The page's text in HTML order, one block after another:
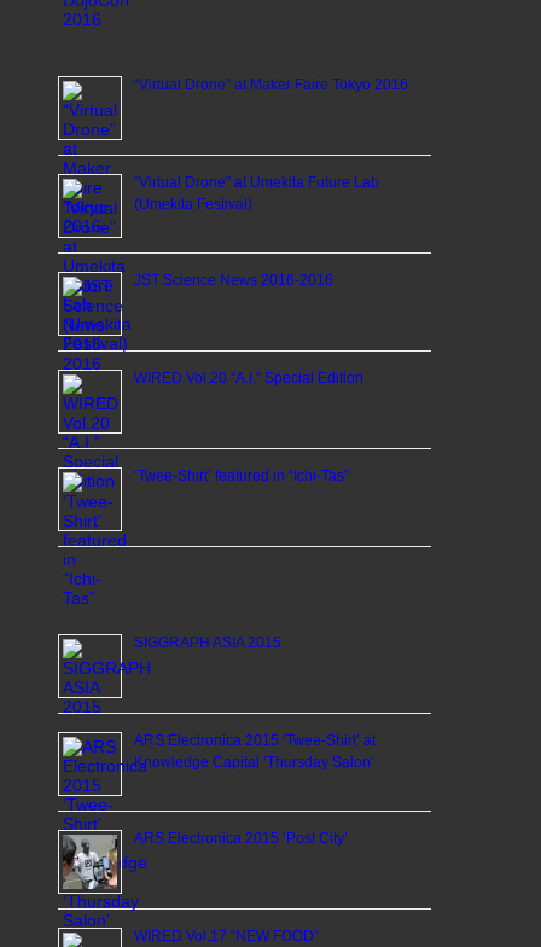
“Virtual Drone” at Maker Faire Tokyo 2016
“Virtual Drone” at Umekita Future Lab
(Umekita Festival)
JST Science News 2016-2016
WIRED Vol.20 “A.I.” Special Edition
‘Twee-Shirt’ featured in “Ichi-Tas”
SIGGRAPH ASIA 2015
ARS Electronica 2015 ‘Twee-Shirt’ at
Knowledge Capital ’Thursday Salon’
ARS Electronica 2015 ‘Post City’
WIRED Vol.17 “NEW FOOD”